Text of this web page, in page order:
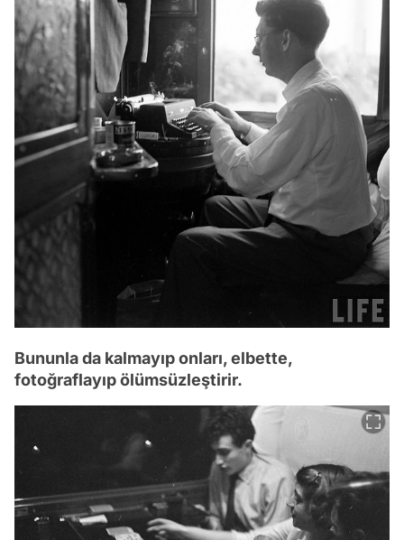
Bununla da kalmayıp onları, elbette,
fotoğraflayıp ölümsüzleştirir.